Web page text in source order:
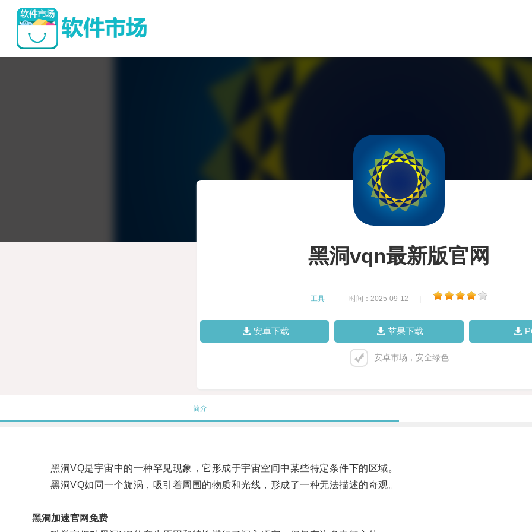
黑洞vqn最新版官网
工具 时间：2025-09-12
安卓下载 苹果下载
安卓市场，安全绿色
简介
黑洞VQ是宇宙中的一种罕见现象，它形成于宇宙空间中某些特定条件下的区域。
黑洞VQ如同一个旋涡，吸引着周围的物质和光线，形成了一种无法描述的奇观。
黑洞加速官网免费